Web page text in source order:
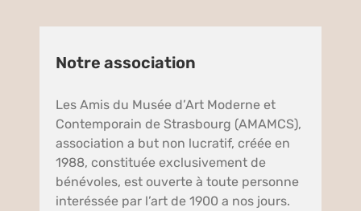
Notre association
Les Amis du Musée d’Art Moderne et
Contemporain de Strasbourg (AMAMCS),
association a but non lucratif, créée en
1988, constituée exclusivement de
bénévoles, est ouverte à toute personne
interéssée par l’art de 1900 a nos jours.